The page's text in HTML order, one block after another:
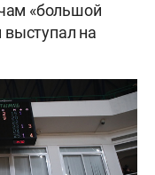
«большой
выступал на